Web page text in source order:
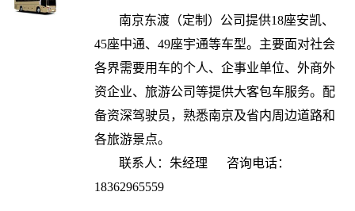
南京东渡（定制）公司提供18座安凯、
45座中通、49座宇通等车型。 主要面对社会
各界需要用车的个人、企事业单位、外商外
资企业、旅游公司等提供大客包车服务。配
备资深驾驶员，熟悉南京及省内周边道路和
各旅游景点。
联系人：朱经理 咨询电话：
18362965559